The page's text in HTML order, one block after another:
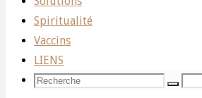
Spiritualité
Vaccins
LIENS
Recherche
Recherche